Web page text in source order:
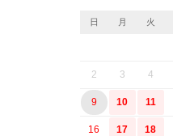
日 月 火
2 3 4
9 10 11
16 17 18